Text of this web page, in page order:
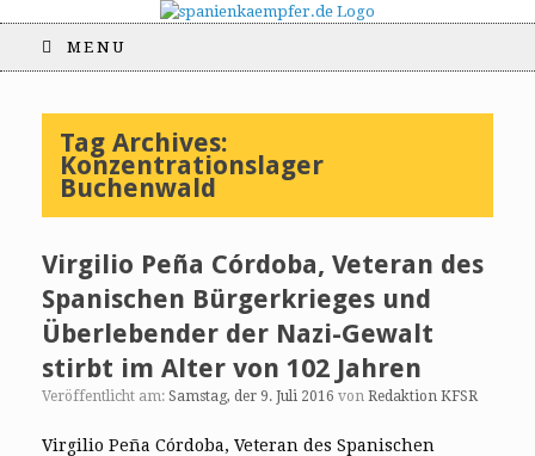
MENU
Tag Archives:
Konzentrationslager
Buchenwald
Virgilio Peña Córdoba, Veteran des
Spanischen Bürgerkrieges und
Überlebender der Nazi-Gewalt
stirbt im Alter von 102 Jahren
Veröffentlicht am: Samstag, der 9. Juli 2016 von Redaktion KFSR
Virgilio Peña Córdoba, Veteran des Spanischen